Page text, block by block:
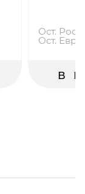
Ост.
Ост.
В